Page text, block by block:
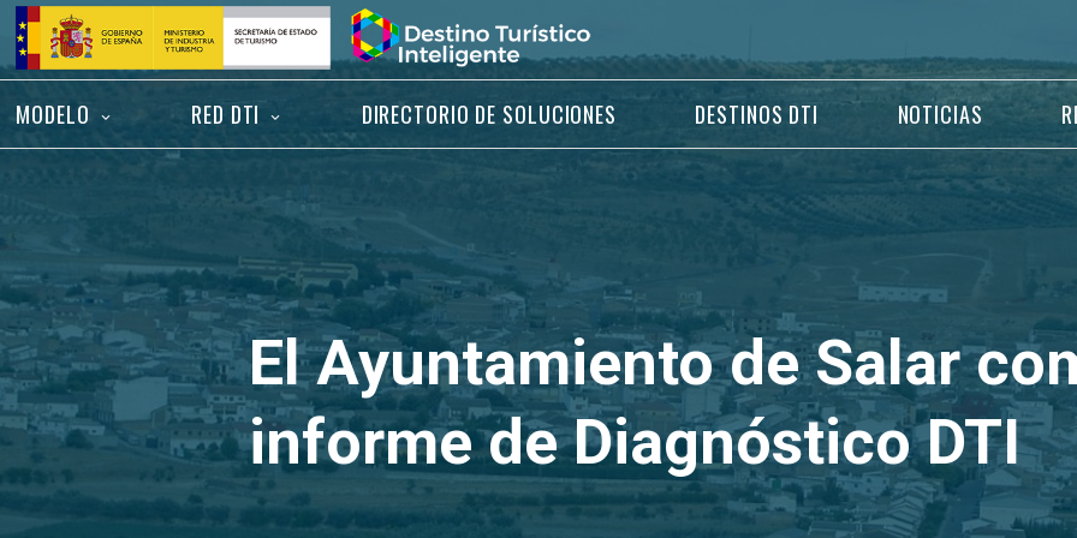
Saltar
contenido
Inicio
MODELO RED DTI DIRECTORIO DE SOLUCIONES DESTINOS DTI NOTICIAS
El Ayuntamiento de Salar
informe de Diagnóstico DTI